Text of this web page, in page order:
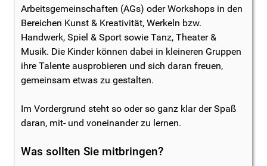
Arbeitsgemeinschaften (AGs) oder Workshops in den
Bereichen Kunst & Kreativität, Werkeln bzw.
Handwerk, Spiel & Sport sowie Tanz, Theater &
Musik. Die Kinder können dabei in kleineren Gruppen
ihre Talente ausprobieren und sich daran freuen,
gemeinsam etwas zu gestalten.
Im Vordergrund steht so oder so ganz klar der Spaß
daran, mit- und voneinander zu lernen.
Was sollten Sie mitbringen?